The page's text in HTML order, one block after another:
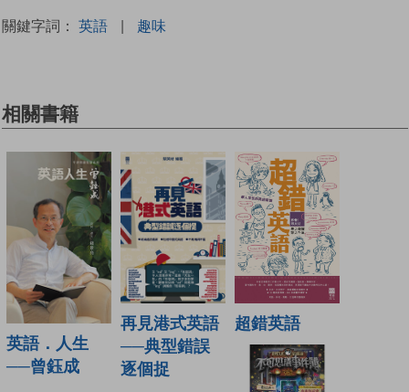
關鍵字詞： 英語 | 趣味
相關書籍
英語．人生
──曾鈺成
再見港式英語
──典型錯誤
逐個捉
超錯英語